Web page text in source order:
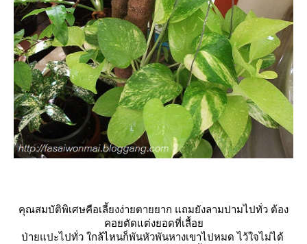
คุณสมบัติพิเศษคือเลี้ยงง่ายตายยาก แถมยังลามปามไปทั่ว ต้อง
คอยตัดแต่งยอดที่เลื้อ
ป่ายแปะไปทั่ว ใกล้ไหนก็พันหัวพันหางเขาไปหมด ไว้ใจไม่ได้